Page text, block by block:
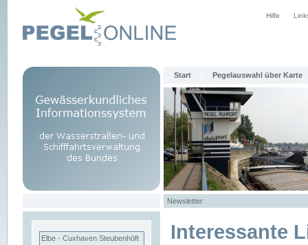
Hilfe
Start Pegelauswahl über Karte
Newsletter
Elbe - Cuxhaven Steubenhöft Interessante